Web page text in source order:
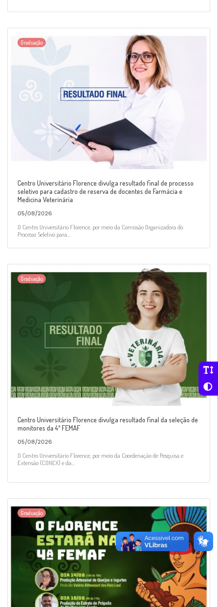
Graduação
Centro Universitário Florence divulga resultado final de processo
seletivo para cadastro de reserva de docentes de Farmácia e
Medicina Veterinária
05/08/2026
O Centro Universitário Florence, por meio da Comissão Organizadora do
Processo Seletivo para...
Graduação
Centro Universitário Florence divulga resultado final da seleção de
monitores da 4ª FEMAF
05/08/2026
O Centro Universitário Florence, por meio da Coordenação de Pesquisa e
Extensão (CONEX) e da...
Graduação